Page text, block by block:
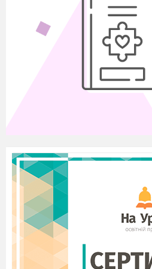
та медалями, в тому числі
«Партизан Великої Вітчизняної
233 відважним присвоєно
День партизанської
Леонідом Кучмою у 2001 році і
22 вересня. А 23 вересня
днем миру. Ми оголошуємо
проект пам»ятника тим, хто
присвячено саме
тижня роботи здавати в
організатора.
Окрім вище сказаних
важливою є дата 28
видатної людини,учителя з
Олександровича
Народився